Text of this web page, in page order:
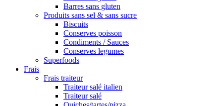
Barres sans gluten
Produits sans sel & sans sucre
Biscuits
Conserves poisson
Condiments / Sauces
Conserves legumes
Superfoods
Frais
Frais traiteur
Traiteur salé italien
Traiteur salé